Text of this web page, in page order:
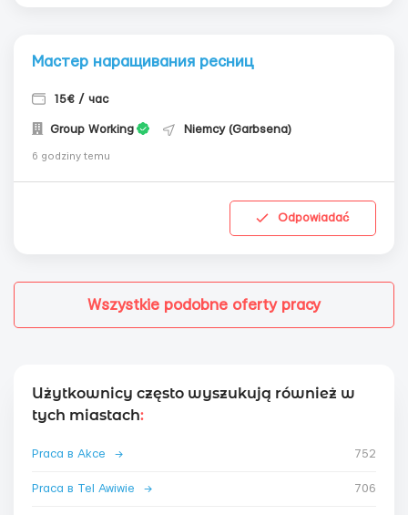
Мастер наращивания ресниц
15€ / час
Group Working Niemcy (Garbsena)
6 godziny temu
Odpowiadać
Wszystkie podobne oferty pracy
Użytkownicy często wyszukują również w
tych miastach:
Praca в Akce → 752
Praca в Tel Awiwie → 706